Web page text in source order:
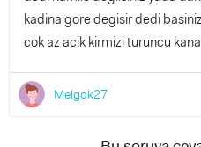
kadina gore degisir dedi
cok az acik kirmizi turuncu
Melgok27